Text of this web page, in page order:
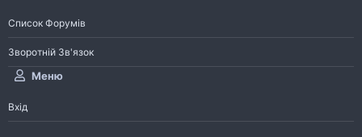
Список Форумів
Зворотній Зв'язок
Меню
Вхід